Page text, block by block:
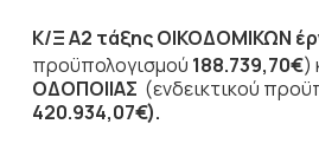
Κ/Ξ Α2 τάξης ΟΙΚΟΔΟΜΙΚΩΝ
προϋπολογισμού 188.739,70€)
ΟΔΟΠΟΙΙΑΣ (ενδεικτικού
420.934,07€).